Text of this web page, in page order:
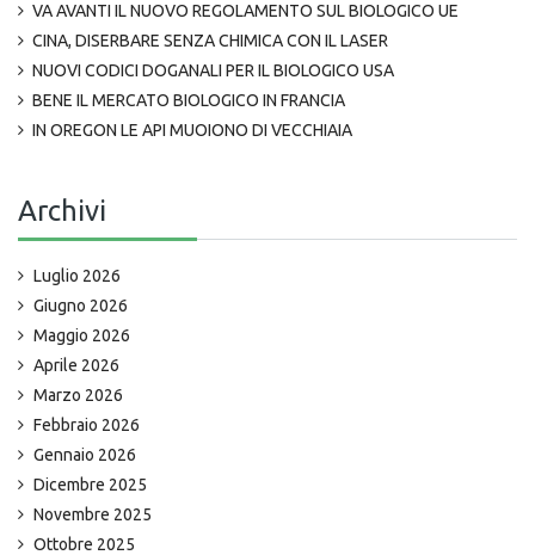
VA AVANTI IL NUOVO REGOLAMENTO SUL BIOLOGICO UE
CINA, DISERBARE SENZA CHIMICA CON IL LASER
NUOVI CODICI DOGANALI PER IL BIOLOGICO USA
BENE IL MERCATO BIOLOGICO IN FRANCIA
IN OREGON LE API MUOIONO DI VECCHIAIA
Archivi
Luglio 2026
Giugno 2026
Maggio 2026
Aprile 2026
Marzo 2026
Febbraio 2026
Gennaio 2026
Dicembre 2025
Novembre 2025
Ottobre 2025